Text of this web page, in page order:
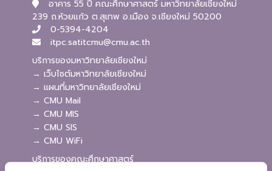
อาคาร 55 ปี คณะศึกษาศาสตร์ มหาวิทยาลัยเชียงใหม่
239 ถ.ห้วยแก้ว ต.สุเทพ อ.เมือง จ.เชียงใหม่ 50200
0-5394-4204
itpc.satitcmu@cmu.ac.th
บริการของมหาวิทยาลัยเชียงใหม่
→ เว็บไซต์มหาวิทยาลัยเชียงใหม่
→ แผนที่มหาวิทยาลัยเชียงใหม่
→ CMU Mail
→ CMU MIS
→ CMU SIS
→ CMU WiFi
บริการของคณะศึกษาศาสตร์